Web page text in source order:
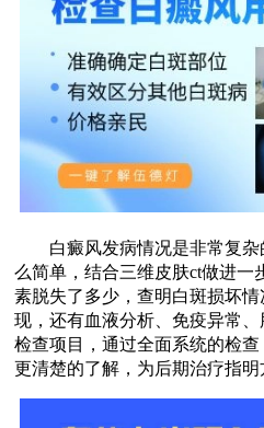
白癜风发病情况是非常复杂
么简单，结合三维皮肤ct做进一
素脱失了多少，查明白斑损坏
现，还有血液分析、免疫异常
检查项目，通过全面系统的检
更清楚的了解，为后期治疗指明